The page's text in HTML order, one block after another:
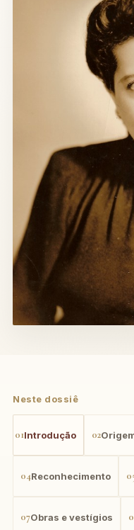
Neste dossiê
01Introdução 02
04Reconhecimento
07Obras e vestígios